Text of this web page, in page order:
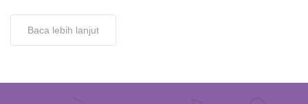
Baca lebih lanjut